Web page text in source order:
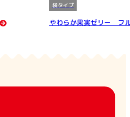
袋タイプ
やわらか果実ゼリー フ